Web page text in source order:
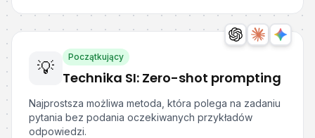
💡
Początkujący
Technika SI: Zero-shot prompting
Najprostsza możliwa metoda, która polega na zadaniu
pytania bez podania oczekiwanych przykładów
odpowiedzi.